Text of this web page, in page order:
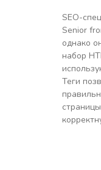
SEO-
Senior
однако
набор
Теги